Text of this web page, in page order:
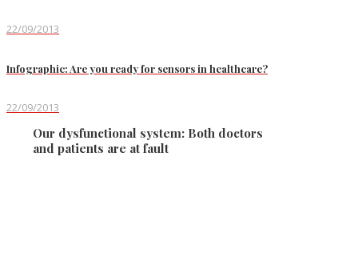
22/09/2013
Infographic: Are you ready for sensors in healthcare?
22/09/2013
Our dysfunctional system: Both doctors
and patients are at fault